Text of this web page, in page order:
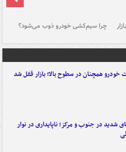
چرا سیم‌کشی خودرو ذوب می‌شود؟
خودرو همچنان در سطوح بالا؛ بازار قفل شد
شدید در جنوب و مرکز؛ ناپایداری در نوار